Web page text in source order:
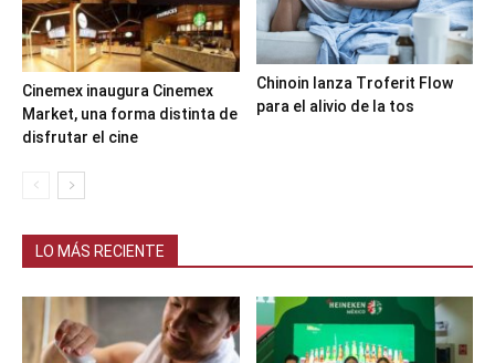
Cinemex inaugura Cinemex
Market, una forma distinta de
disfrutar el cine
Chinoin lanza Troferit Flow
para el alivio de la tos
LO MÁS RECIENTE